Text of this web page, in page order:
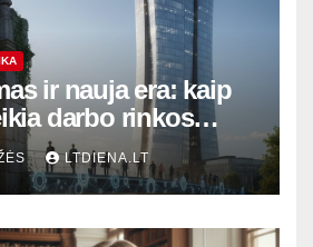
ir nauja era: kaip
darbo rinkos
LTDIENA.LT